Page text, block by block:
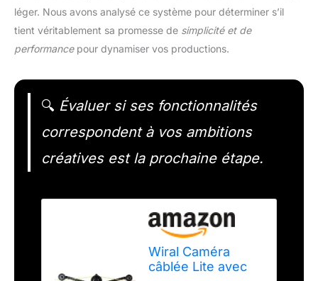
léger. Nous avons analysé ce système pour déterminer s’il
tient véritablement sa promesse de simplicité et de
performancepour dynamiser vos productions.
🔍 Évaluer si ses fonctionnalités
correspondent à vos ambitions
créatives est la prochaine étape.
Wiral Caméra
câblée Lite avec